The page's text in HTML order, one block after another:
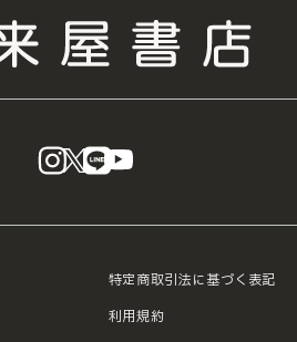
instagram
X LINE
特定商取引法に基づく表記
利用規約